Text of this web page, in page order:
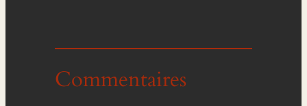
Commentaires